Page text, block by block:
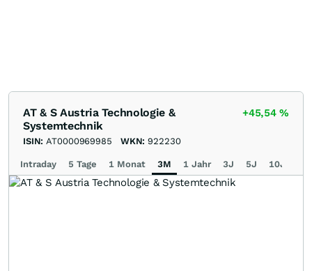
AT & S Austria Technologie &
Systemtechnik
+45,54%
ISIN: AT0000969985 WKN: 922230
Intraday 5 Tage 1 Monat 3M 1 Jahr 3J 5J 10J